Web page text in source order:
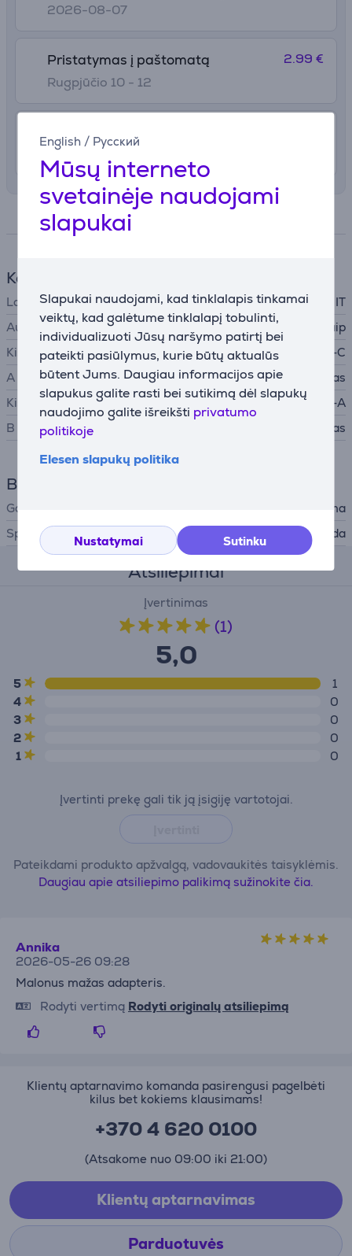
English / Русский
Mūsų interneto
svetainėje naudojami
slapukai
Slapukai naudojami, kad tinklalapis tinkamai
veiktų, kad galėtume tinklalapį tobulinti,
individualizuoti Jūsų naršymo patirtį bei
pateikti pasiūlymus, kurie būtų aktualūs
būtent Jums. Daugiau informacijos apie
slapukus galite rasti bei sutikimą dėl slapukų
naudojimo galite išreikšti privatumo
politikoje
Elesen slapukų politika
Nustatymai Sutinku
2026-08-07
Pristatymas į paštomatą
Rugpjūčio 10 - 12
2.99 €
Pristatymas į namus
Rugpjūčio 10 - 12
Specifikacija
Kabelis
Laidų tipas
Adapteris, IT
Auksu padengtas kontaktas
Taip
Kištukas A
USB-C
A tipo jungtis
Lizdas
Kištukas B
USB-A
B tipo jungtis
Kištukas
Bendri parametrai
Gamintojas
Hama
Spalva
Juoda
Atsiliepimai
Įvertinimas
(1)
5,0
5
1
4
0
3
0
2
0
1
0
Įvertinti prekę gali tik ją įsigiję vartotojai.
Pateikdami produkto apžvalgą, vadovaukitės taisyklėmis.
Daugiau apie atsiliepimo palikimą sužinokite čia.
Annika
2026-05-26 09:28
Malonus mažas adapteris.
Rodyti vertimą Rodyti originalų atsiliepimą
Klientų aptarnavimo komanda pasirengusi pagelbėti
kilus bet kokiems klausimams!
+370 4 620 0100
(Atsakome nuo 09:00 iki 21:00)
Klientų aptarnavimas
Parduotuvės